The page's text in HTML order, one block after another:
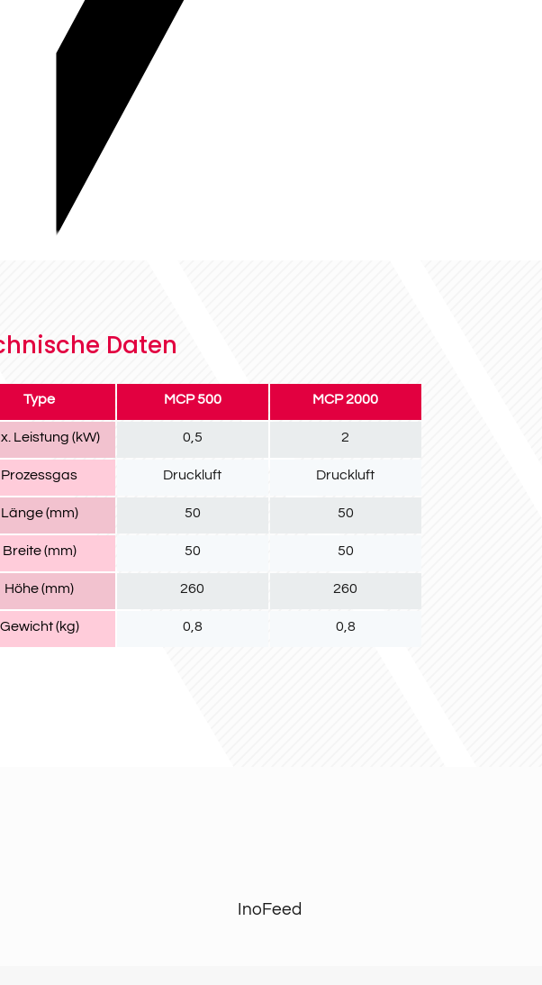
Daten
Type
Leistung (kW)
Prozessgas
Länge (mm)
Breite (mm)
Höhe (mm)
Gewicht (kg)
MCP 500
0,5
Druckluft
50
50
260
0,8
MCP 2000
2
Druckluft
50
50
260
0,8
InoFeed